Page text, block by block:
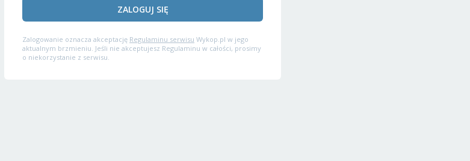
ZALOGUJ SIĘ
Zalogowanie oznacza akceptację Regulaminu serwisu Wykop.pl w jego
aktualnym brzmieniu. Jeśli nie akceptujesz Regulaminu w całości, prosimy
o niekorzystanie z serwisu.